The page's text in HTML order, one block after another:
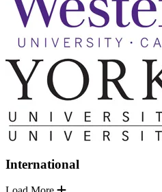
International